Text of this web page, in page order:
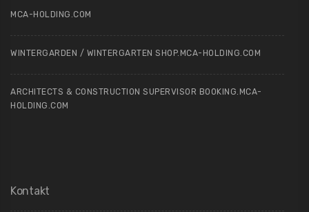
MCA-HOLDING.COM
WINTERGARDEN / WINTERGARTEN SHOP.MCA-HOLDING.COM
ARCHITECTS & CONSTRUCTION SUPERVISOR BOOKING.MCA-
HOLDING.COM
Kontakt